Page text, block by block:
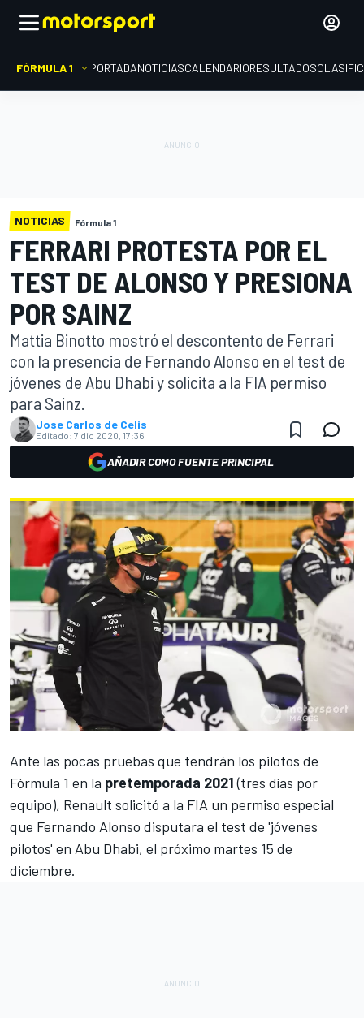
FÓRMULA 1 PORTADANOTICIASCALENDARIORESULTADOS
NOTICIAS Fórmula 1
FERRARI PROTESTA POR EL
TEST DE ALONSO Y PRESIONA
POR SAINZ
Mattia Binotto mostró el descontento de Ferrari
con la presencia de Fernando Alonso en el test de
jóvenes de Abu Dhabi y solicita a la FIA permiso
para Sainz.
Jose Carlos de Celis
Editado: 7 dic 2020, 17:36
AÑADIR COMO FUENTE PRINCIPAL
Ante las pocas pruebas que tendrán los pilotos de
Fórmula 1 en la pretemporada 2021(tres días por
equipo), Renault solicitó a la FIA un permiso especial
que Fernando Alonso disputara el test de 'jóvenes
pilotos' en Abu Dhabi, el próximo martes 15 de
diciembre.